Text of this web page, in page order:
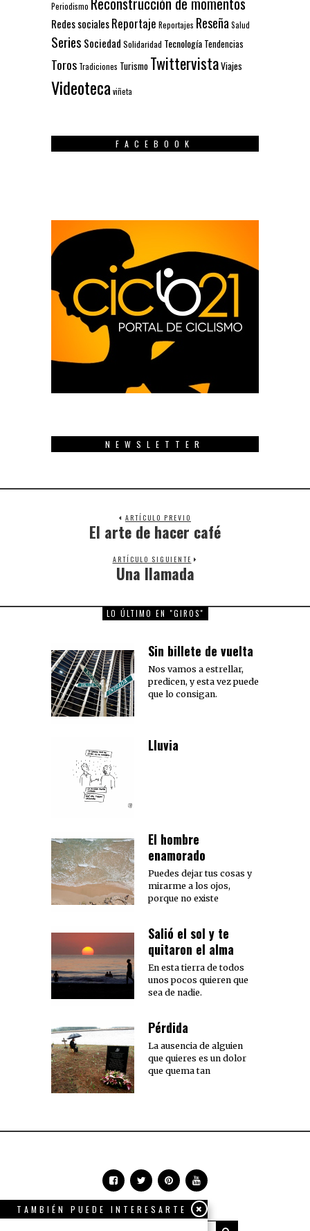
Periodismo
Redes socialesReportaje Reportajes Reseña Salud
Series Sociedad Solidaridad Tecnología Tendencias
Toros Tradiciones Turismo TwittervistaViajes
Videoteca viñeta
FACEBOOK
NEWSLETTER
ARTÍCULO PREVIO
Previous
El arte de hacer café
ARTÍCULO SIGUIENTE
Next
Una llamada
LO ÚLTIMO EN "GIROS"
Sin billete de vuelta
Nos vamos a estrellar,
predicen, y esta vez puede
que lo consigan.
Lluvia
El hombre
enamorado
Puedes dejar tus cosas y
mirarme a los ojos,
porque no existe
Salió el sol y te
quitaron el alma
En esta tierra de todos
unos pocos quieren que
sea de nadie.
Pérdida
La ausencia de alguien
que quieres es un dolor
que quema tan
TAMBIÉN PUEDE INTERESARTE